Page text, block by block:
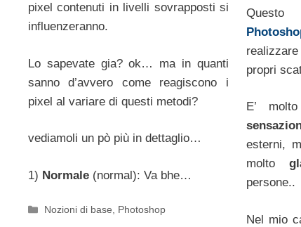
pixel contenuti in livelli sovrapposti si
influenzeranno.
Lo sapevate gia? ok… ma in quanti
sanno d’avvero come reagiscono i
pixel al variare di questi metodi?
vediamoli un pò più in dettaglio…
1) Normale (normal): Va bhe…
Categorie
Nozioni di base, Photoshop
Questo
propri
E’
esterni,
molto
persone..
Nel mio